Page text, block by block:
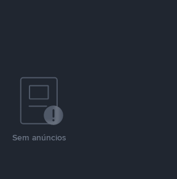
Sem anúncios